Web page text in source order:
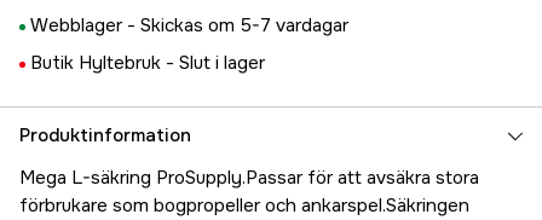
Webblager - Skickas om 5-7 vardagar
Butik Hyltebruk - Slut i lager
Produktinformation
Mega L-säkring ProSupply.Passar för att avsäkra stora
förbrukare som bogpropeller och ankarspel.Säkringen